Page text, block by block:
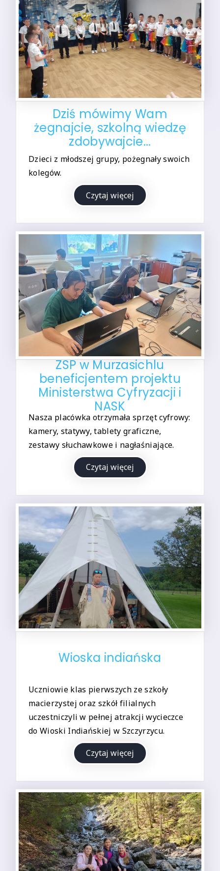
Dziś mówimy Wam
żegnajcie, szkolną wiedzę
zdobywajcie...
Dzieci z młodszej grupy, pożegnały swoich
kolegów.
Czytaj więcej
ZSP w Murzasichlu
beneficjentem projektu
Ministerstwa Cyfryzacji i
NASK
Nasza placówka otrzymała sprzęt cyfrowy:
kamery, statywy, tablety graficzne,
zestawy słuchawkowe i nagłaśniające.
Czytaj więcej
Wioska indiańska
Uczniowie klas pierwszych ze szkoły
macierzystej oraz szkół filialnych
uczestniczyli w pełnej atrakcji wycieczce
do Wioski Indiańskiej w Szczyrzycu.
Czytaj więcej